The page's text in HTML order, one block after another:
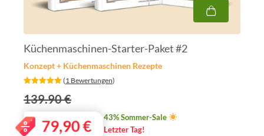
Küchenmaschinen-Starter-Paket #2
Konzept + Küchenmaschinen Rezepte
‎ (1 Bewertungen)
139.90 €
79,90€
43% Sommer-Sale
Letzter Tag!